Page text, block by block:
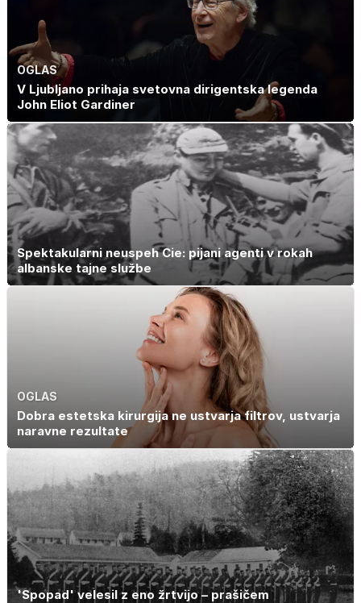
OGLAS
V Ljubljano prihaja svetovna dirigentska legenda
John Eliot Gardiner
Spektakularni neuspeh Cie: pijani agenti v rokah
albanske tajne službe
OGLAS
Dobra estetska kirurgija ne ustvarja filtrov, ustvarja
naravne rezultate
'Spopad' velesil z eno žrtvijo – prašičem